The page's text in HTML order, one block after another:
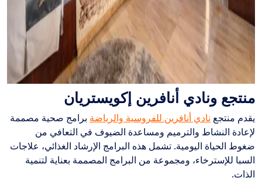
منتجع ونادي أنافرين إكويستريان
يقدم منتجع نادي أنافرين للفروسية والرياضة برامج صحية مصممة
لإعادة النشاط والترميم ومساعدة الضيوف في التعافي من
ضغوط الحياة اليومية. تشمل هذه البرامج الإرشاد الغذائي، علاجات
السبا للإسترخاء، ومجموعة من البرامج المصممة بعناية لتنمية
الذات.